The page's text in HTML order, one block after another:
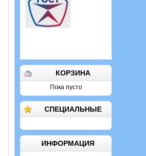
КОРЗИНА
Пока пусто
СПЕЦИАЛЬНЫЕ
ИНФОРМАЦИЯ